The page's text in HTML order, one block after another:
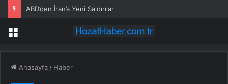
ABD’den İran’a Yeni Saldırılar
Menü
Anasayfa / Haber